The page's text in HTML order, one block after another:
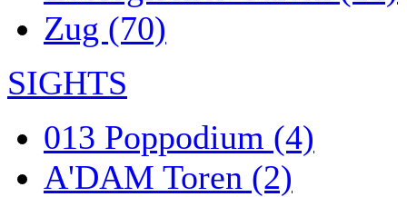
Zug (70)
SIGHTS
013 Poppodium (4)
A'DAM Toren (2)